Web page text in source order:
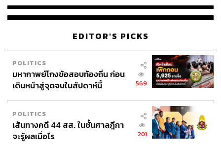
EDITOR'S PICKS
POLITICS
มหากาพย์โกงข้อสอบท้องถิ่น ก่อน
เดินหน้าสู่จุดจบในสัปดาห์นี้
569
POLITICS
เส้นทางคดี 44 สส. ในชั้นศาลฎีกา
จะรู้ผลเมื่อไร
201